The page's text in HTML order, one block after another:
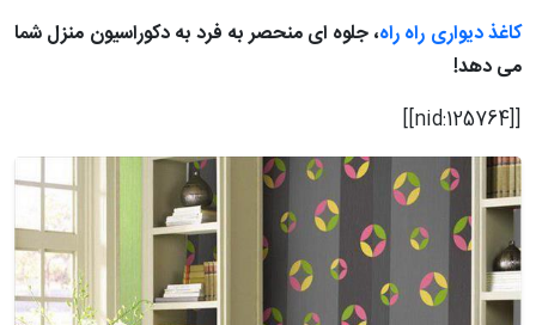
کاغذ دیواری راه راه، جلوه ای منحصر به فرد به دکوراسیون منزل شما
می دهد!
[[nid:125764]]